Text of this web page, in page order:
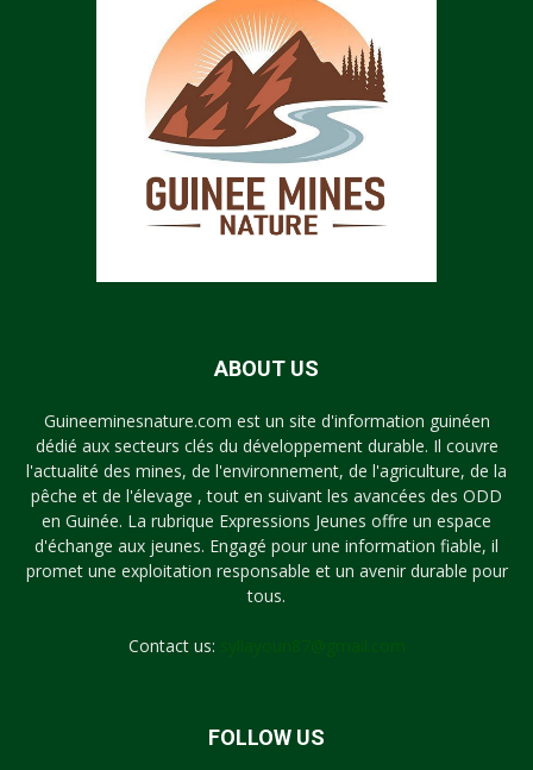
ABOUT US
Guineeminesnature.com est un site d'information guinéen
dédié aux secteurs clés du développement durable. Il couvre
l'actualité des mines, de l'environnement, de l'agriculture, de la
pêche et de l'élevage , tout en suivant les avancées des ODD
en Guinée. La rubrique Expressions Jeunes offre un espace
d'échange aux jeunes. Engagé pour une information fiable, il
promet une exploitation responsable et un avenir durable pour
tous.
Contact us:
FOLLOW US